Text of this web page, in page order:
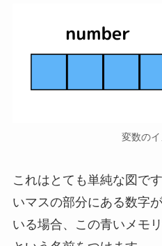
変数の
これはとても単純な図で
いマスの部分にある数字
いる場合、この青いメモ